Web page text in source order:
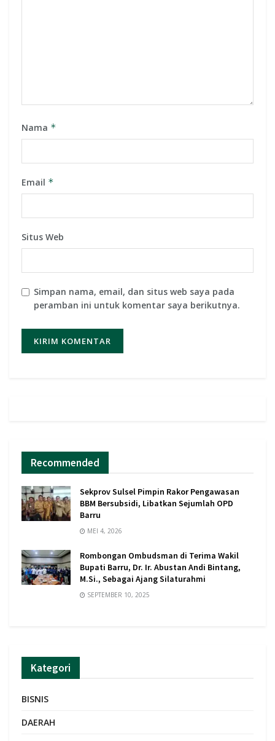
Nama *
Email *
Situs Web
Simpan nama, email, dan situs web saya pada
peramban ini untuk komentar saya berikutnya.
Recommended
Sekprov Sulsel Pimpin Rakor Pengawasan
BBM Bersubsidi, Libatkan Sejumlah OPD
Barru
MEI 4, 2026
Rombongan Ombudsman di Terima Wakil
Bupati Barru, Dr. Ir. Abustan Andi Bintang,
M.Si., Sebagai Ajang Silaturahmi
SEPTEMBER 10, 2025
Kategori
BISNIS
DAERAH